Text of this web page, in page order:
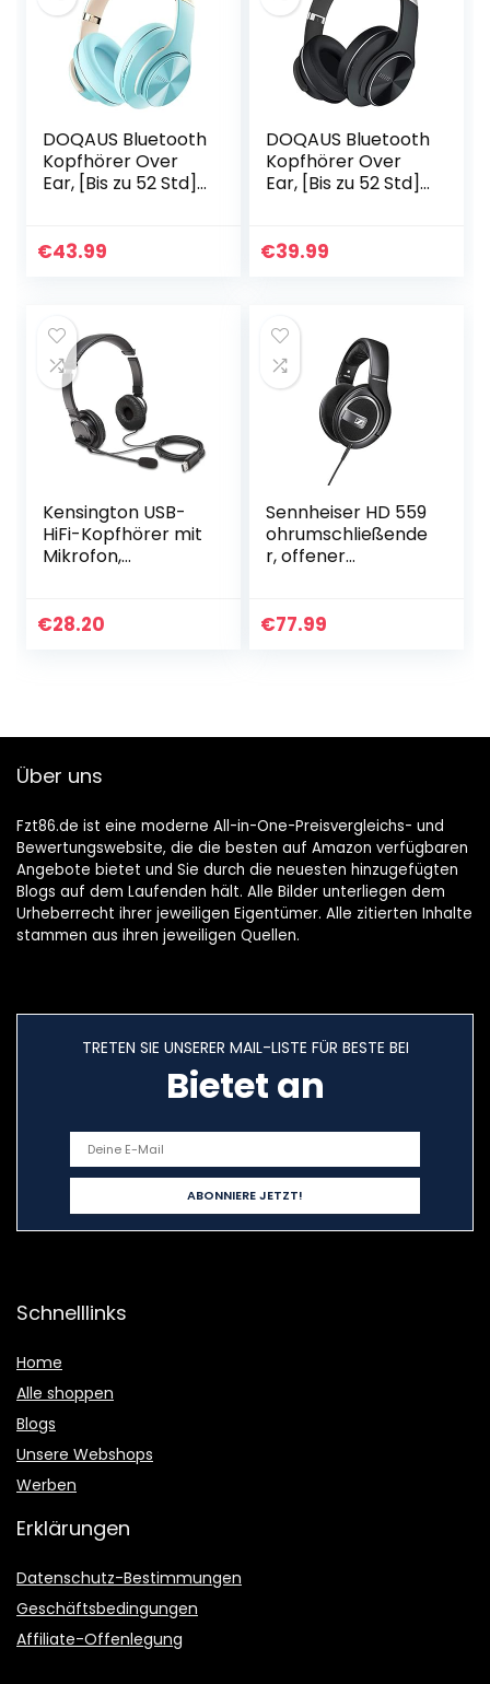
DOQAUS Bluetooth
Kopfhörer Over
Ear, [Bis zu 52 Std]
Modi, HiFi Stereo
€43.99
DOQAUS Bluetooth
Kopfhörer Over
Ear, [Bis zu 52 Std]
Modi, Dual 40mm
€39.99
Kensington USB-
HiFi-Kopfhörer mit
Mikrofon,
Einstellbares
€28.20
Sennheiser HD 559
ohrumschließende
r, offener
matt
€77.99
Über uns
Fzt86.de ist eine moderne All-in-One-Preisvergleichs- und
Bewertungswebsite, die die besten auf Amazon verfügbaren
Angebote bietet und Sie durch die neuesten hinzugefügten
Blogs auf dem Laufenden hält. Alle Bilder unterliegen dem
Urheberrecht ihrer jeweiligen Eigentümer. Alle zitierten Inhalte
stammen aus ihren jeweiligen Quellen.
TRETEN SIE UNSERER MAIL-LISTE FÜR BESTE BEI
Bietet an
Schnelllinks
Home
Alle shoppen
Blogs
Unsere Webshops
Werben
Erklärungen
Datenschutz-Bestimmungen
Geschäftsbedingungen
Affiliate-Offenlegung